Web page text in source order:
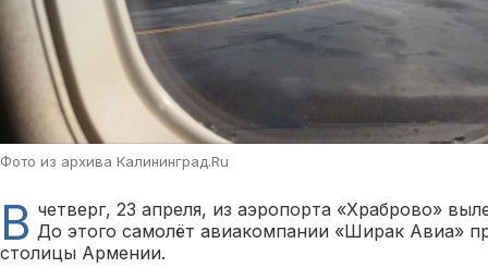
Фото из архива Калининград.Ru
В четверг, 23 апреля, из аэропорта «Храброво»
До этого самолёт авиакомпании «Ширак Авиа»
столицы Армении.